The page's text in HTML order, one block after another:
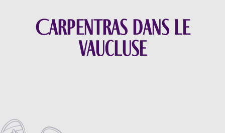
Carpentras dans le
Vaucluse